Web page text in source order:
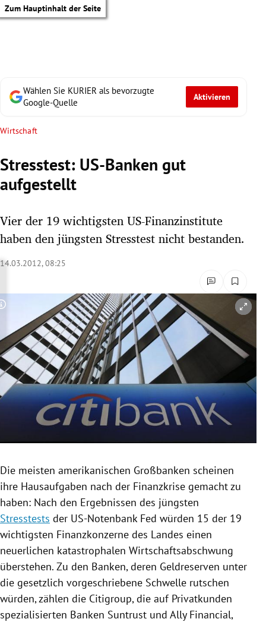
Zum Hauptinhalt der Seite
Untermenü
Untermenü
Untermenü
Untermenü
Untermenü
Untermenü
Untermenü
Wählen Sie KURIER als bevorzugte
Google-Quelle
Aktivieren
Wirtschaft
Stresstest: US-Banken gut
aufgestellt
Vier der 19 wichtigsten US-Finanzinstitute
haben den jüngsten Stresstest nicht bestanden.
14.03.2012, 08:25
Copyright-Hinweis öffnen/schließen
Die meisten amerikanischen Großbanken scheinen
ihre Hausaufgaben nach der Finanzkrise gemacht zu
haben: Nach den Ergebnissen des jüngsten
Stresstests der US-Notenbank Fed würden 15 der 19
wichtigsten Finanzkonzerne des Landes einen
neuerlichen katastrophalen Wirtschaftsabschwung
überstehen. Zu den Banken, deren Geldreserven unter
die gesetzlich vorgeschriebene Schwelle rutschen
würden, zählen die Citigroup, die auf Privatkunden
spezialisierten Banken Suntrust und Ally Financial,